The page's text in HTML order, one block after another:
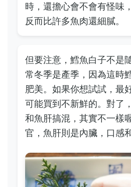
時，還擔心會不會有怪味
反而比許多魚肉還細膩。
但要注意，鱈魚白子不是
常冬季是產季，因為這時
肥美。如果你想試試，最
可能買到不新鮮的。對了
和魚肝搞混，其實不一樣
官，魚肝則是內臟，口感